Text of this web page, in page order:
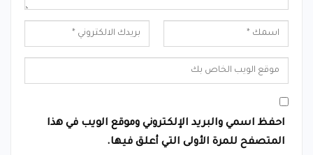
احفظ اسمي والبريد الإلكتروني وموقع الويب في هذا
المتصفح للمرة الأولى التي أعلق فيها.